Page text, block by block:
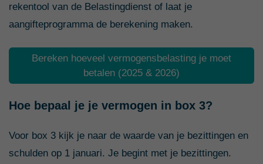
rekentool van de Belastingdienst of laat je
aangifteprogramma de berekening maken.
Bereken hoeveel vermogensbelasting je moet
betalen (2025 & 2026)
Hoe bepaal je je vermogen in box 3?
Voor box 3 kijk je naar de waarde van je bezittingen en
schulden op 1 januari. Je begint met je bezittingen.